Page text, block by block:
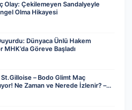
Olay: Çekilemeyen Sandalyeyle
Olma Hikayesi
Dünyaca Ünlü Hakem
Göreve Başladı
– Bodo Glimt Maç
Ne Zaman ve Nerede İzlenir? –